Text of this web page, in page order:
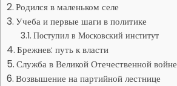
Родился в маленьком селе
Учеба и первые шаги в политике
Поступил в Московский институт
Брежнев: путь к власти
Служба в Великой Отечественной войне
Возвышение на партийной лестнице